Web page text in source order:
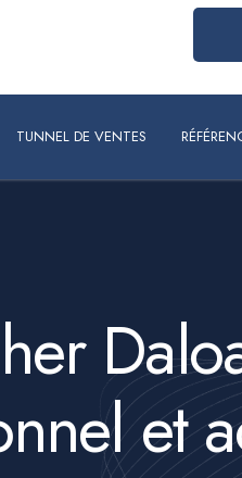
TUNNEL DE VENTES
et